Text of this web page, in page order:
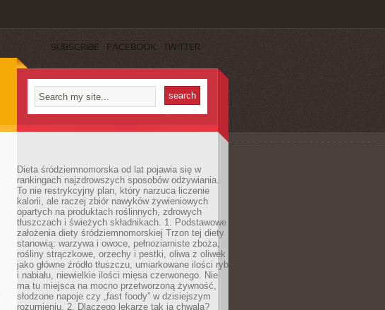
SUBSCRIBE FACEBOOK TWITTER
Dieta śródziemnomorska od lat pojawia się w
rankingach najzdrowszych sposobów odżywiania.
To nie restrykcyjny plan, który narzuca liczenie
kalorii, ale raczej zbiór nawyków żywieniowych
opartych na produktach roślinnych, zdrowych
tłuszczach i świeżych składnikach. 1. Podstawowe
założenia diety śródziemnomorskiej Trzon tej diety
stanowią: warzywa i owoce, pełnoziarniste zboża,
rośliny strączkowe, orzechy i pestki, oliwa z oliwek
jako główne źródło tłuszczu, umiarkowane ilości ryb
i nabiału, niewielkie ilości mięsa czerwonego. Nie
ma tu miejsca na mocno przetworzoną żywność,
słodzone napoje czy „fast foody” w dzisiejszym
rozumieniu. 2. Dlaczego lekarze tak ją chwalą?